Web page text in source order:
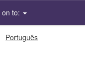
on to:
Português